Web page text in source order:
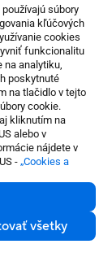
používajú súbory
kľúčových
cookies
funkcionalitu
na analytiku,
poskytnuté
na tlačidlo v tejto
cookie.
kliknutím na
alebo v
nájdete v
- „Cookies a
všetky
pomer
sily sú
gumových